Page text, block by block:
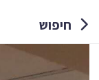
חיפוש